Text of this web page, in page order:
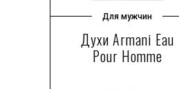
Для мужчин
Духи Armani Eau
Pour Homme